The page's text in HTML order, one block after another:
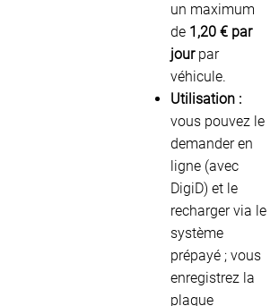
un maximum
de 1,20 € par
jourpar
véhicule.
Utilisation :
vous pouvez le
demander en
ligne (avec
DigiD) et le
recharger via le
système
prépayé ; vous
enregistrez la
plaque